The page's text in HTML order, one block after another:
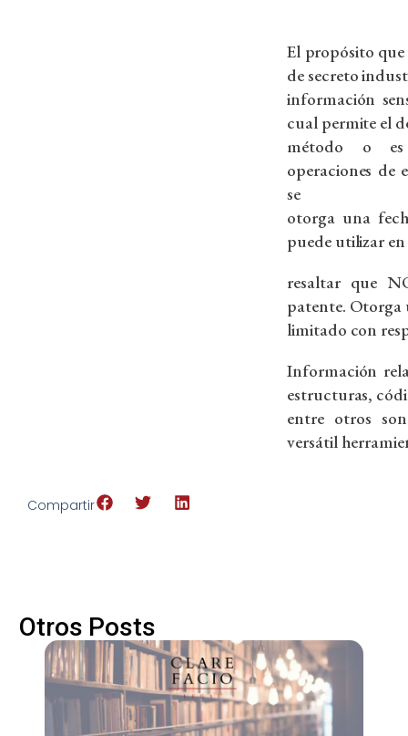
El propósito
de secreto
información
cual permite el
método o es
operaciones de
se
otorga una
puede utilizar
resaltar que
patente. Otorga
limitado con
Información
estructuras,
entre otros
versátil
Compartir
Otros Posts